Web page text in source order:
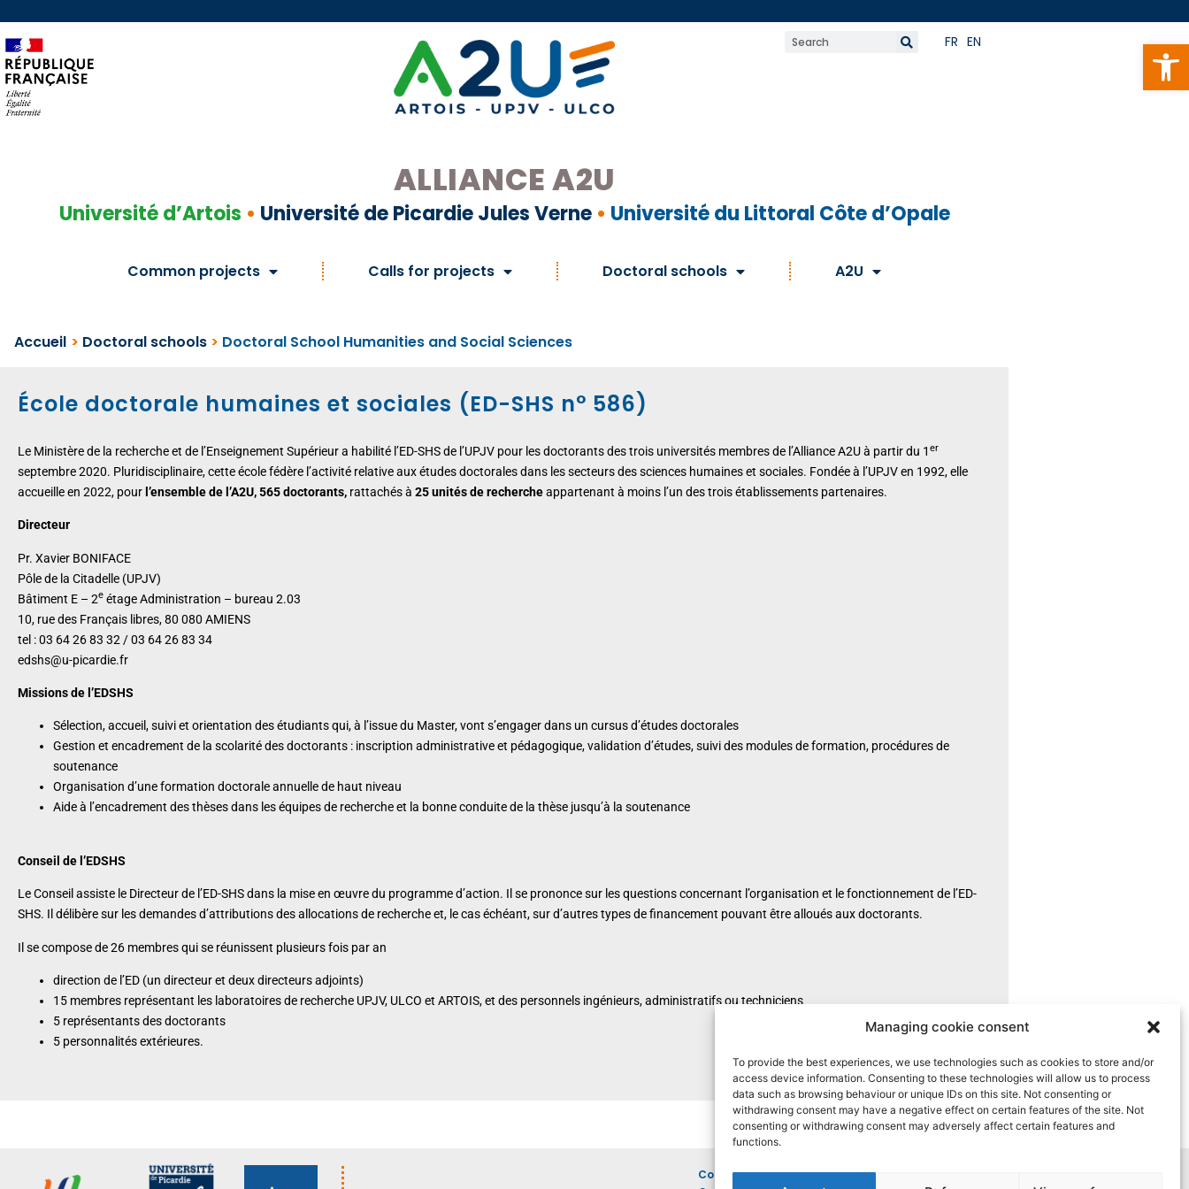
Managing cookie consent
To provide the best experiences, we use technologies such as cookies to store and/or
access device information. Consenting to these technologies will allow us to process
data such as browsing behaviour or unique IDs on this site. Not consenting or
withdrawing consent may have a negative effect on certain features of the site. Not
consenting or withdrawing consent may adversely affect certain features and
functions.
FR EN
ALLIANCE A2U
Université d’Artois • Université de Picardie Jules Verne • Université du Littoral Côte d’Opale
Common projects Calls for projects Doctoral schools A2U
Accueil > Doctoral schools > Doctoral School Humanities and Social Sciences
École doctorale humaines et sociales (ED-SHS n° 586)
Le Ministère de la recherche et de l’Enseignement Supérieur a habilité l’ED-SHS de l’UPJV pour les doctorants des trois universités membres de l’Alliance A2U à partir du 1 er
septembre 2020. Pluridisciplinaire, cette école fédère l’activité relative aux études doctorales dans les secteurs des sciences humaines et sociales. Fondée à l’UPJV en 1992, elle
accueille en 2022, pour l’ensemble de l’A2U, 565 doctorants, rattachés à 25 unités de rechercheappartenant à moins l’un des trois établissements partenaires.
Directeur
Pr. Xavier BONIFACE
Pôle de la Citadelle (UPJV)
Bâtiment E – 2e étage Administration – bureau 2.03
10, rue des Français libres, 80 080 AMIENS
tel : 03 64 26 83 32 / 03 64 26 83 34
edshs@u-picardie.fr
Missions de l’EDSHS
Sélection, accueil, suivi et orientation des étudiants qui, à l’issue du Master, vont s’engager dans un cursus d’études doctorales
Gestion et encadrement de la scolarité des doctorants : inscription administrative et pédagogique, validation d’études, suivi des modules de formation, procédures de
soutenance
Organisation d’une formation doctorale annuelle de haut niveau
Aide à l’encadrement des thèses dans les équipes de recherche et la bonne conduite de la thèse jusqu’à la soutenance
Conseil de l’EDSHS
Le Conseil assiste le Directeur de l’ED-SHS dans la mise en œuvre du programme d’action. Il se prononce sur les questions concernant l’organisation et le fonctionnement de l’ED-
SHS. Il délibère sur les demandes d’attributions des allocations de recherche et, le cas échéant, sur d’autres types de financement pouvant être alloués aux doctorants.
Il se compose de 26 membres qui se réunissent plusieurs fois par an
direction de l’ED (un directeur et deux directeurs adjoints)
15 membres représentant les laboratoires de recherche UPJV, ULCO et ARTOIS, et des personnels ingénieurs, administratifs ou techniciens
5 représentants des doctorants
5 personnalités extérieures.
Common projects